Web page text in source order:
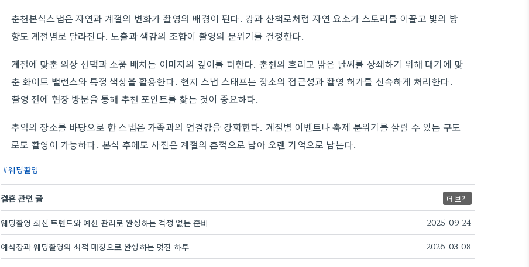
춘천본식스냅은 자연과 계절의 변화가 촬영의 배경이 된다. 강과 산책로처럼 자연 요소가 스토리를 이끌고 빛의 방
향도 계절별로 달라진다. 노출과 색감의 조합이 촬영의 분위기를 결정한다.
계절에 맞춘 의상 선택과 소품 배치는 이미지의 깊이를 더한다. 춘천의 흐리고 맑은 날씨를 상쇄하기 위해 대기에 맞
춘 화이트 밸런스와 특정 색상을 활용한다. 현지 스냅 스태프는 장소의 접근성과 촬영 허가를 신속하게 처리한다.
촬영 전에 현장 방문을 통해 추천 포인트를 찾는 것이 중요하다.
추억의 장소를 바탕으로 한 스냅은 가족과의 연결감을 강화한다. 계절별 이벤트나 축제 분위기를 살릴 수 있는 구도
로도 촬영이 가능하다. 본식 후에도 사진은 계절의 흔적으로 남아 오랜 기억으로 남는다.
웨딩촬영
결혼 관련 글 더 보기
웨딩촬영 최신 트렌드와 예산 관리로 완성하는 걱정 없는 준비 2025-09-24
예식장과 웨딩촬영의 최적 매칭으로 완성하는 멋진 하루 2026-03-08